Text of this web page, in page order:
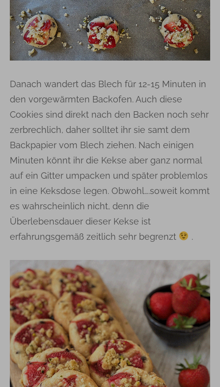
Danach wandert das Blech für 12-15 Minuten in
den vorgewärmten Backofen. Auch diese
Cookies sind direkt nach den Backen noch sehr
zerbrechlich, daher solltet ihr sie samt dem
Backpapier vom Blech ziehen. Nach einigen
Minuten könnt ihr die Kekse aber ganz normal
auf ein Gitter umpacken und später problemlos
in eine Keksdose legen. Obwohl….soweit kommt
es wahrscheinlich nicht, denn die
Überlebensdauer dieser Kekse ist
erfahrungsgemäß zeitlich sehr begrenzt
.